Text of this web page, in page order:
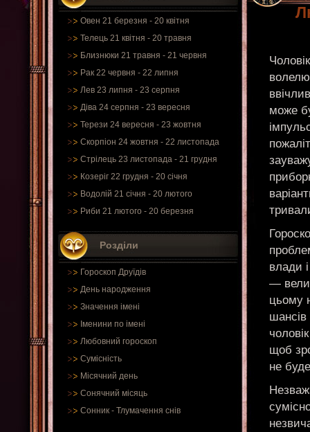
Овен 21 березня - 20 квітня
Телець 21 квітня - 20 травня
Близнюки 21 травня - 21 червня
Рак 22 червня - 22 липня
Лев 23 липня - 23 серпня
Діва 24 серпня - 23 вересня
Терези 24 вересня - 23 жовтня
Скорпіон 24 жовтня - 22 листопада
Стрілець 23 листопада - 21 грудня
Козеріг 22 грудня - 20 січня
Водолій 21 січня - 20 лютого
Риби 21 лютого - 20 березня
Розділи
Гороскоп Друїдів
День народження
Значення імені
Іменини по імені
Любовний гороскоп
Сумісність
Місячний день
Сонячний місяць
Сонник - Тлумачення снів
може
влади
—
цьому
щоб
не